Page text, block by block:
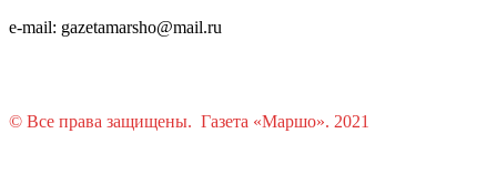
e-mail: gazetamarsho@mail.ru
© Все права защищены. Газета «Маршо». 2021